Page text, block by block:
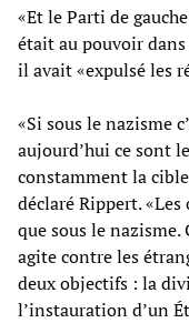
«Et le Parti de
était au pouvoir
il avait «expulsé les
«Si sous le nazisme
aujourd’hui ce sont
constamment la
déclaré Rippert.
que sous le nazisme.
agite contre les
deux objectifs : la
l’instauration d’un